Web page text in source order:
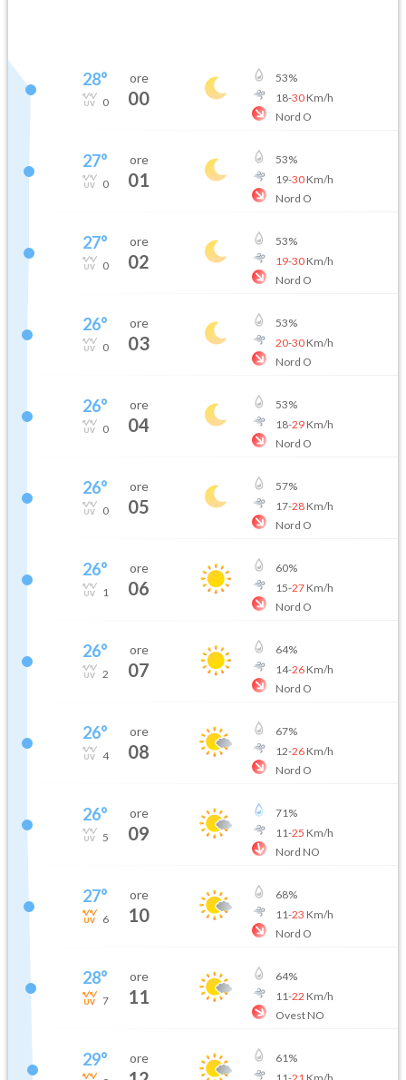
28°
0
ore
00
53%
18-30Km/h
Nord O
27°
0
ore
01
53%
19-30Km/h
Nord O
27°
0
ore
02
53%
19-30Km/h
Nord O
26°
0
ore
03
53%
20-30Km/h
Nord O
26°
0
ore
04
53%
18-29Km/h
Nord O
26°
0
ore
05
57%
17-28Km/h
Nord O
26°
1
ore
06
60%
15-27Km/h
Nord O
26°
2
ore
07
64%
14-26Km/h
Nord O
26°
4
ore
08
67%
12-26Km/h
Nord O
26°
5
ore
09
71%
11-25 Km/h
Nord NO
27°
6
ore
10
68%
11-23 Km/h
Nord O
28°
7
ore
11
64%
11-22 Km/h
Ovest NO
29° ore 61%